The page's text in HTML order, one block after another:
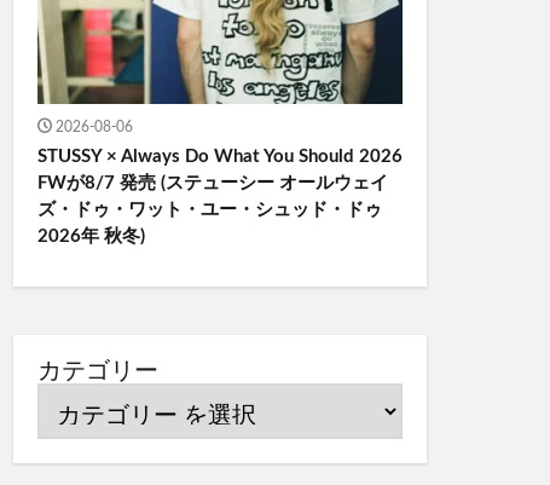
2026-08-06
STUSSY × Always Do What You Should 2026
FWが8/7 発売 (ステューシー オールウェイ
ズ・ドゥ・ワット・ユー・シュッド・ドゥ
2026年 秋冬)
カテゴリー